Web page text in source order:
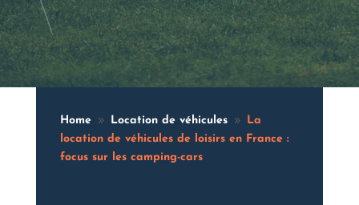
Home 9 Location de véhicules 9
La
location de véhicules de loisirs en France :
focus sur les camping-cars